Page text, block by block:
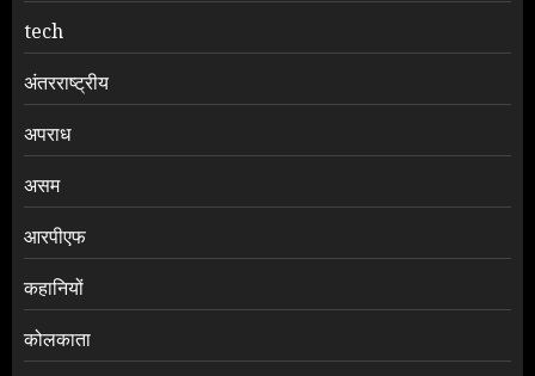
tech
अंतरराष्ट्रीय
अपराध
असम
आरपीएफ
कहानियों
कोलकाता